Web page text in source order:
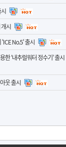
시
No.5' 출시
한 ‘내추럴워터 정수기’ 출시
웃 출시